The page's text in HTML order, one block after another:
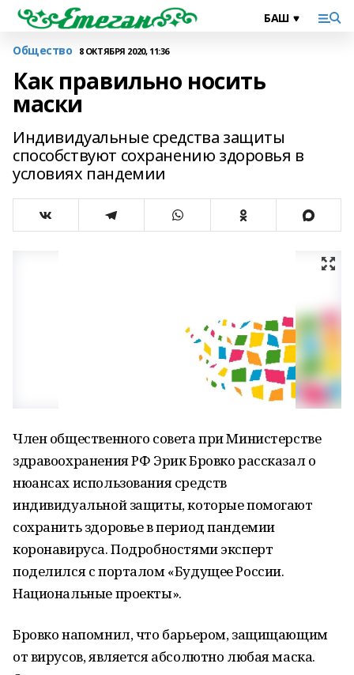
Общество 8 ОКТЯБРЯ 2020, 11:36
Как правильно носить
маски
Индивидуальные средства защиты
способствуют сохранению здоровья в
условиях пандемии
Член общественного совета при Министерстве
здравоохранения РФ Эрик Бровко рассказал о
нюансах использования средств
индивидуальной защиты, которые помогают
сохранить здоровье в период пандемии
коронавируса. Подробностями эксперт
поделился с порталом «Будущее России.
Национальные проекты».
Бровко напомнил, что барьером, защищающим
от вирусов, является абсолютно любая маска.